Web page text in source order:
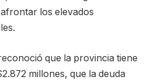
los elevados
que la provincia tiene
millones, que la deuda